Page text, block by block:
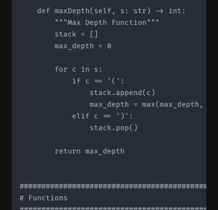
    def maxDepth(self, s: str) -> int:
        """Max Depth Function"""
        stack = []
        max_depth = 0
        for c in s:
            if c == '(':
                stack.append(c)
max_depth = max(max_depth,
            elif c == ')':
                stack.pop()
        return max_depth
# Functions